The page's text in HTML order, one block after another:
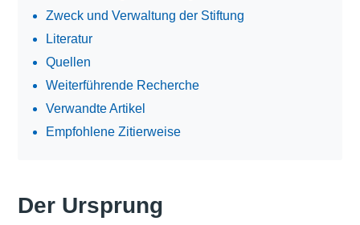
Zweck und Verwaltung der Stiftung
Literatur
Quellen
Weiterführende Recherche
Verwandte Artikel
Empfohlene Zitierweise
Der Ursprung